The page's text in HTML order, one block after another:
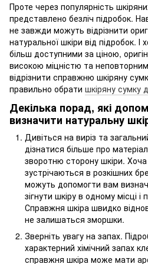
Проте через популярність
представлено безліч підробок.
не завжди можуть відрізнити
натуральної шкіри від підробок.
більш доступними за ціною,
високою міцністю та
відрізнити справжню шкіряну
правильно обрати шкіряну сумку
Декілька порад, які
визначити натуральну
Дивіться на виріз та
дізнатися більше про
зворотню сторону шкіри. Хоча
зустрічаються в розкішних
можуть допомогти вам
зігнути шкіру в одному місці і
Справжня шкіра швидко
не залишаться зморшки.
Зверніть увагу на запах.
характерний хімічний запах
справжня шкіра може мати